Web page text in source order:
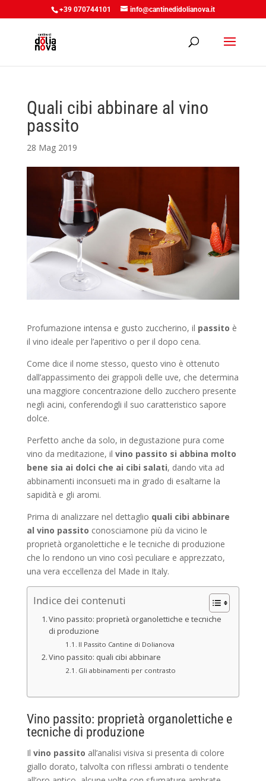
+39 070744101 info@cantinedidolianova.it
Quali cibi abbinare al vino
passito
28 Mag 2019
Profumazione intensa e gusto zuccherino, il passito è
il vino ideale per l’aperitivo o per il dopo cena.
Come dice il nome stesso, questo vino è ottenuto
dall’appassimento dei grappoli delle uve, che determina
una maggiore concentrazione dello zucchero presente
negli acini, conferendogli il suo caratteristico sapore
dolce.
Perfetto anche da solo, in degustazione pura come
vino da meditazione, il vino passito si abbina molto
bene sia ai dolci che ai cibi salati, dando vita ad
abbinamenti inconsueti ma in grado di esaltarne la
sapidità e gli aromi.
Prima di analizzare nel dettaglio quali cibi abbinare
al vino passito conosciamone più da vicino le
proprietà organolettiche e le tecniche di produzione
che lo rendono un vino così peculiare e apprezzato,
una vera eccellenza del Made in Italy.
Indice dei contenuti
Vino passito: proprietà organolettiche e tecniche
di produzione
Il Passito Cantine di Dolianova
Vino passito: quali cibi abbinare
Gli abbinamenti per contrasto
Vino passito: proprietà organolettiche e
tecniche di produzione
Il vino passito all’analisi visiva si presenta di colore
giallo dorato, talvolta con riflessi ambrati o tendente